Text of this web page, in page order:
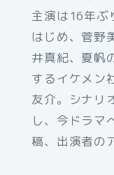
主演は16年ぶ
はじめ、菅野
井真紀、夏帆
するイケメン
友介。シナリ
し、今ドラマ
稿、出演者の